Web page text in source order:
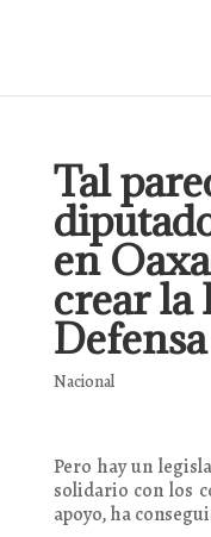
Tal
en
crear la
Nacional
Pero hay un
solidario con los
apoyo, ha